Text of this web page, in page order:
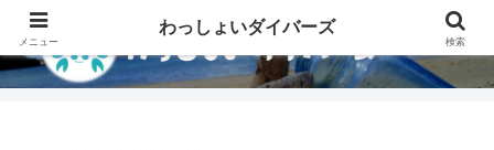
メニュー
わっしょいダイバーズ
検索